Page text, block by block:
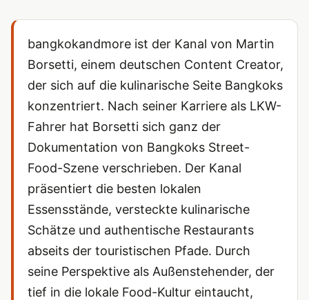
bangkokandmore ist der Kanal von Martin
Borsetti, einem deutschen Content Creator,
der sich auf die kulinarische Seite Bangkoks
konzentriert. Nach seiner Karriere als LKW-
Fahrer hat Borsetti sich ganz der
Dokumentation von Bangkoks Street-
Food-Szene verschrieben. Der Kanal
präsentiert die besten lokalen
Essensstände, versteckte kulinarische
Schätze und authentische Restaurants
abseits der touristischen Pfade. Durch
seine Perspektive als Außenstehender, der
tief in die lokale Food-Kultur eintaucht,